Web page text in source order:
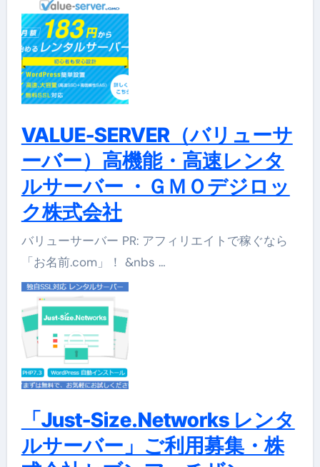
VALUE-SERVER（バリューサ
ーバー）高機能・高速レンタ
ルサーバー ・ＧＭＯデジロッ
ク株式会社
バリューサーバー PR: アフィリエイトで稼ぐなら
「お名前.com」！ &nbs …
「Just-Size.Networks レンタ
ルサーバー」ご利用募集・株